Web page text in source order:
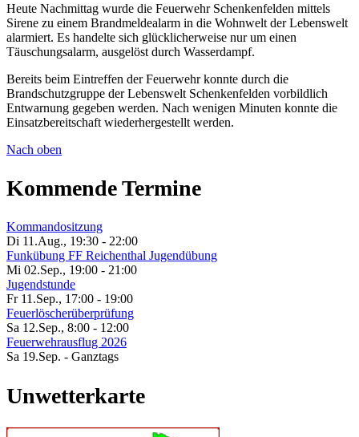
Heute Nachmittag wurde die Feuerwehr Schenkenfelden mittels
Sirene zu einem Brandmeldealarm in die Wohnwelt der Lebenswelt
alarmiert. Es handelte sich glücklicherweise nur um einen
Täuschungsalarm, ausgelöst durch Wasserdampf.
Bereits beim Eintreffen der Feuerwehr konnte durch die
Brandschutzgruppe der Lebenswelt Schenkenfelden vorbildlich
Entwarnung gegeben werden. Nach wenigen Minuten konnte die
Einsatzbereitschaft wiederhergestellt werden.
Nach oben
Kommende Termine
Kommandositzung
Di 11.Aug., 19:30 - 22:00
Funkübung FF Reichenthal Jugendübung
Mi 02.Sep., 19:00 - 21:00
Jugendstunde
Fr 11.Sep., 17:00 - 19:00
Feuerlöscherüberprüfung
Sa 12.Sep., 8:00 - 12:00
Feuerwehrausflug 2026
Sa 19.Sep. - Ganztags
Unwetterkarte